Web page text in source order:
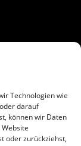
Technologien wie
darauf
können wir Daten
oder zurückziehst,